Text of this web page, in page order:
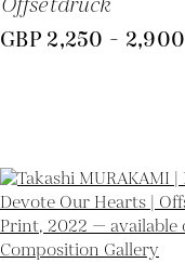
GBP 2,250 - 2,900